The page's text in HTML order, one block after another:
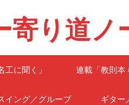
り道ノ
工に聞く」 連載「教則本
イング／グルーブ ギター